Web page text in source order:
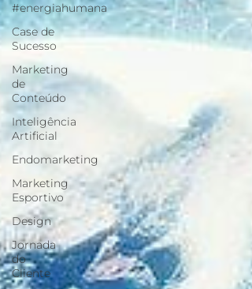
#energiahumana
Case de
Sucesso
Marketing
de
Conteúdo
Inteligência
Artificial
Endomarketing
Marketing
Esportivo
Design
Jornada
do
Cliente